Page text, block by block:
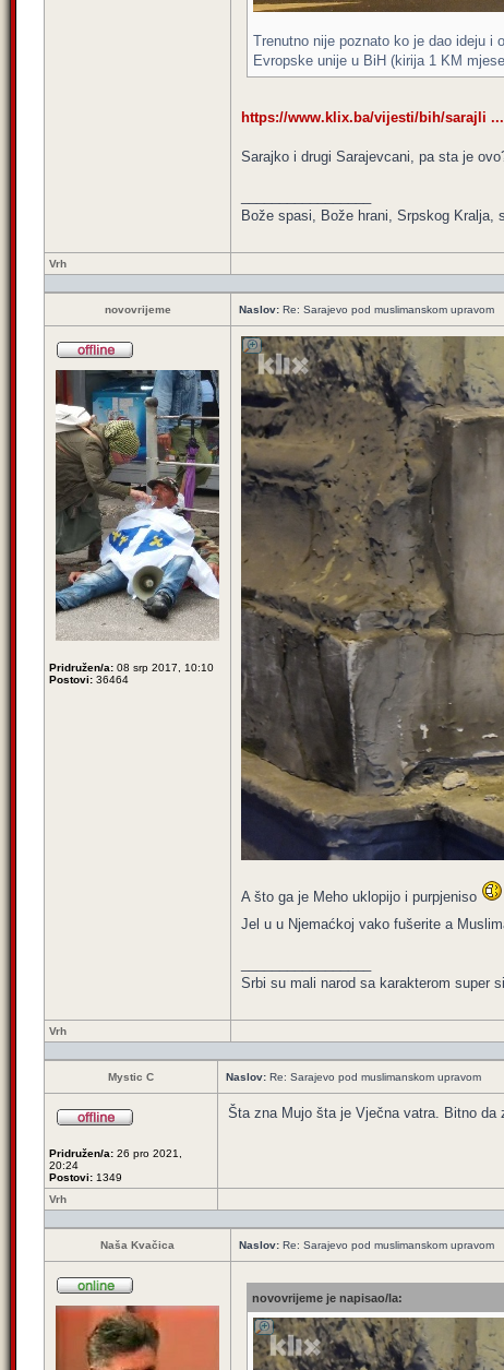
Trenutno nije poznato ko je dao ideju i
Evropske unije u BiH (kirija 1 KM
https://www.klix.ba/vijesti/bih/sarajli ...
Sarajko i drugi Sarajevcani, pa sta je
Bože spasi, Bože hrani, Srpskog Kralja,
Vrh
novovrijeme Naslov: Re: Sarajevo pod muslimanskom upravom
Pridružen/a: 08 srp 2017, 10:10
Postovi: 36464
A što ga je Meho uklopijo i purpjeniso
Jel u u Njemaćkoj vako fušerite a
Srbi su mali narod sa karakterom super
Vrh
Mystic C Naslov: Re: Sarajevo pod muslimanskom upravom
Pridružen/a: 26 pro 2021,
20:24
Postovi: 1349
Šta zna Mujo šta je Vječna vatra. Bitno da
Vrh
Naša Kvačica Naslov: Re: Sarajevo pod muslimanskom upravom
novovrijeme je napisao/la: